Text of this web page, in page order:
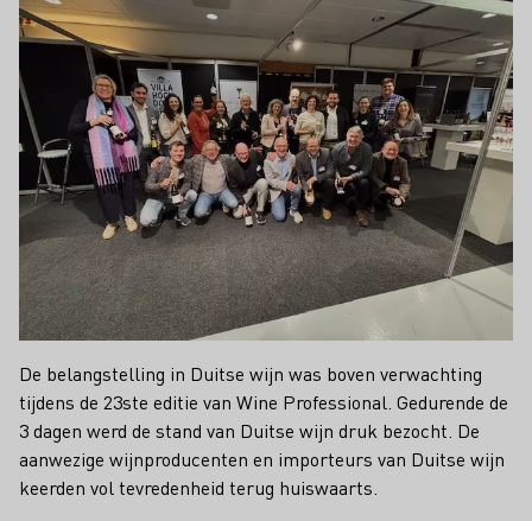
De belangstelling in Duitse wijn was boven verwachting
tijdens de 23ste editie van Wine Professional. Gedurende de
3 dagen werd de stand van Duitse wijn druk bezocht. De
aanwezige wijnproducenten en importeurs van Duitse wijn
keerden vol tevredenheid terug huiswaarts.